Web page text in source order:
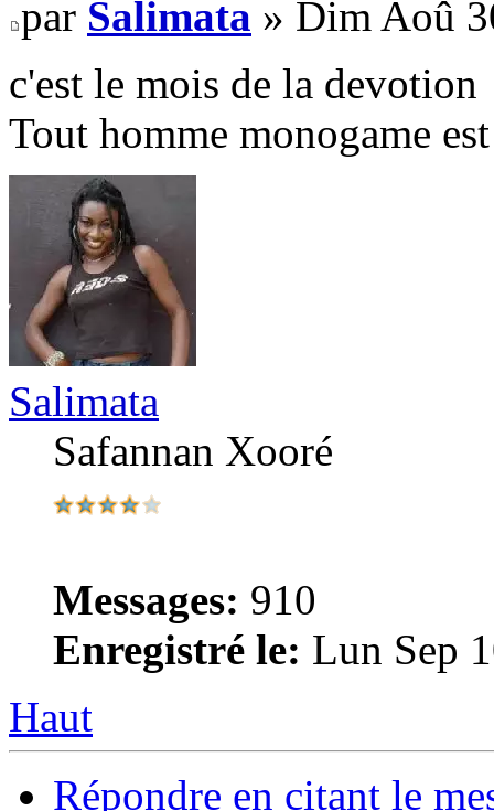
par Salimata » Dim Aoû
c'est le mois de la devotion
Tout homme monogame
Salimata
Safannan Xooré
Messages: 910
Enregistré le: Lun Sep
Haut
Répondre en citant le